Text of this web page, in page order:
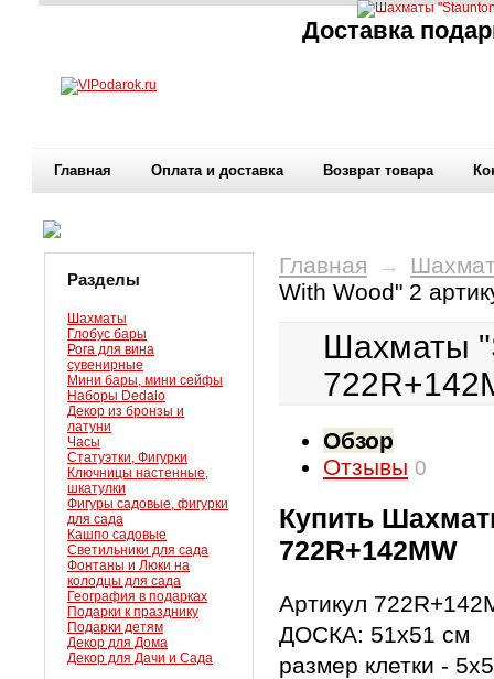
Доставка
Главная Оплата и доставка Возврат товара
Разделы
Шахматы
Глобус бары
Рога для вина
сувенирные
Мини бары, мини сейфы
Наборы Dedalo
Декор из бронзы и
латуни
Часы
Статуэтки, Фигурки
Ключницы настенные,
шкатулки
Фигуры садовые, фигурки
для сада
Кашпо садовые
Светильники для сада
Фонтаны и Люки на
колодцы для сада
География в подарках
Подарки к празднику
Подарки детям
Декор для Дома
Декор для Дачи и Сада
Главная →
With Wood" 2
Шахматы
Обзор
Отзывы 0
Купить
722R+142MW
Артикул
ДОСКА: 51х51 см
размер клетки -